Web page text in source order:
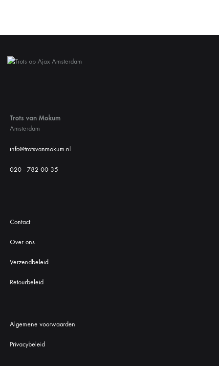
Trots van Mokum
Amsterdam
info@trotsvanmokum.nl
020 - 782 00 35
Contact
Over ons
Verzendbeleid
Retourbeleid
Algemene voorwaarden
Privacybeleid